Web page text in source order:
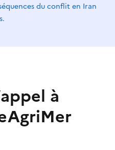
du conflit en Iran
à